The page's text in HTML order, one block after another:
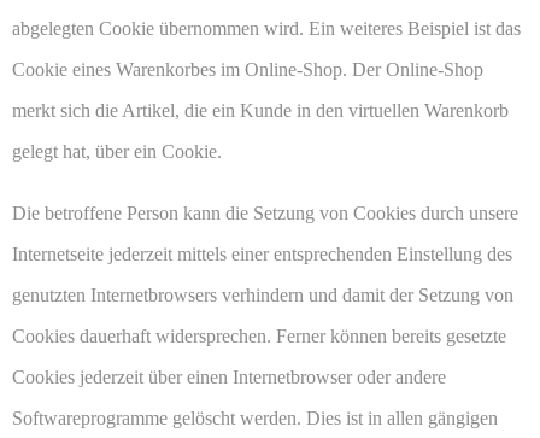
abgelegten Cookie übernommen wird. Ein weiteres Beispiel ist das
Cookie eines Warenkorbes im Online-Shop. Der Online-Shop
merkt sich die Artikel, die ein Kunde in den virtuellen Warenkorb
gelegt hat, über ein Cookie.
Die betroffene Person kann die Setzung von Cookies durch unsere
Internetseite jederzeit mittels einer entsprechenden Einstellung des
genutzten Internetbrowsers verhindern und damit der Setzung von
Cookies dauerhaft widersprechen. Ferner können bereits gesetzte
Cookies jederzeit über einen Internetbrowser oder andere
Softwareprogramme gelöscht werden. Dies ist in allen gängigen